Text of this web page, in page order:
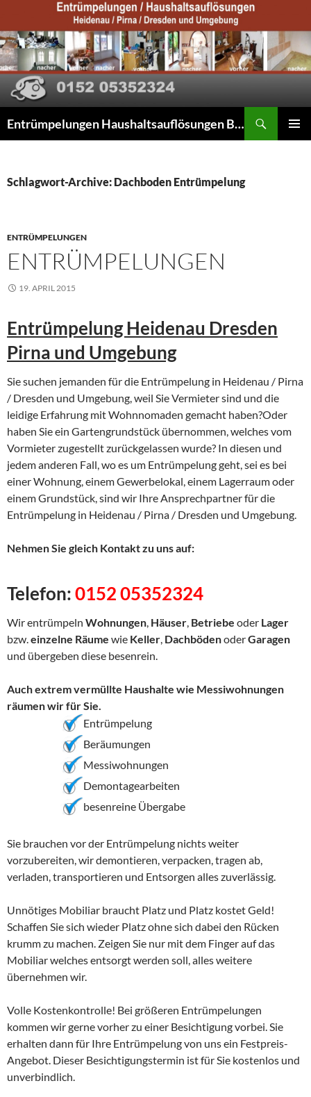
Entrümpelungen Haushaltsauflösungen Beräumungen
Schlagwort-Archive: Dachboden Entrümpelung
ENTRÜMPELUNGEN
ENTRÜMPELUNGEN
19. APRIL 2015
Entrümpelung Heidenau Dresden
Pirna und Umgebung
Sie suchen jemanden für die Entrümpelung in Heidenau / Pirna
/ Dresden und Umgebung, weil Sie Vermieter sind und die
leidige Erfahrung mit Wohnnomaden gemacht haben?Oder
haben Sie ein Gartengrundstück übernommen, welches vom
Vormieter zugestellt zurückgelassen wurde? In diesen und
jedem anderen Fall, wo es um Entrümpelung geht, sei es bei
einer Wohnung, einem Gewerbelokal, einem Lagerraum oder
einem Grundstück, sind wir Ihre Ansprechpartner für die
Entrümpelung in Heidenau / Pirna / Dresden und Umgebung.
Nehmen Sie gleich Kontakt zu uns auf:
Telefon:0152 05352324
Wir entrümpeln Wohnungen, Häuser, Betriebe oder Lager
bzw.einzelne Räume wie Keller, DachbödenoderGaragen
und übergeben diese besenrein.
Auch extrem vermüllte Haushalte wie Messiwohnungen
räumen wir für Sie.
Entrümpelung
Beräumungen
Messiwohnungen
Demontagearbeiten
besenreine Übergabe
Sie brauchen vor der Entrümpelung nichts weiter
vorzubereiten, wir demontieren, verpacken, tragen ab,
verladen, transportieren und Entsorgen alles zuverlässig.
Unnötiges Mobiliar braucht Platz und Platz kostet Geld!
Schaffen Sie sich wieder Platz ohne sich dabei den Rücken
krumm zu machen. Zeigen Sie nur mit dem Finger auf das
Mobiliar welches entsorgt werden soll, alles weitere
übernehmen wir.
Volle Kostenkontrolle! Bei größeren Entrümpelungen
kommen wir gerne vorher zu einer Besichtigung vorbei. Sie
erhalten dann für Ihre Entrümpelung von uns ein Festpreis-
Angebot. Dieser Besichtigungstermin ist für Sie kostenlos und
unverbindlich.